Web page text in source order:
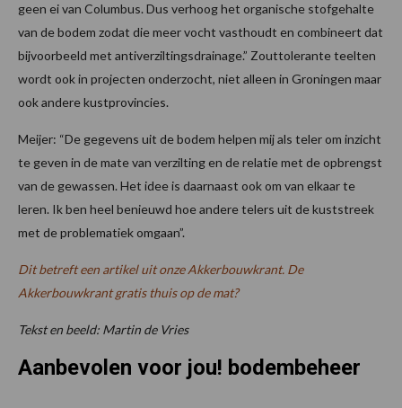
geen ei van Columbus. Dus verhoog het organische stofgehalte
van de bodem zodat die meer vocht vasthoudt en combineert dat
bijvoorbeeld met antiverziltingsdrainage.” Zouttolerante teelten
wordt ook in projecten onderzocht, niet alleen in Groningen maar
ook andere kustprovincies.
Meijer: “De gegevens uit de bodem helpen mij als teler om inzicht
te geven in de mate van verzilting en de relatie met de opbrengst
van de gewassen. Het idee is daarnaast ook om van elkaar te
leren. Ik ben heel benieuwd hoe andere telers uit de kuststreek
met de problematiek omgaan”.
Dit betreft een artikel uit onze Akkerbouwkrant. De
Akkerbouwkrant gratis thuis op de mat?
Tekst en beeld: Martin de Vries
Aanbevolen voor jou! bodembeheer